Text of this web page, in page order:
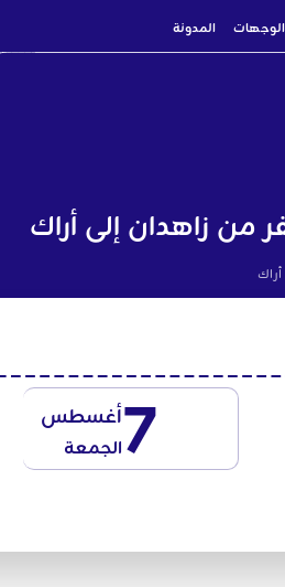
الوجهات المدونة
من زاهدان إلى أراك
7أغسطس
الجمعة